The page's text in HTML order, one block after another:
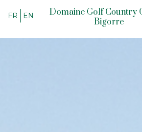
FR EN
Domaine Golf Country
Bigorre